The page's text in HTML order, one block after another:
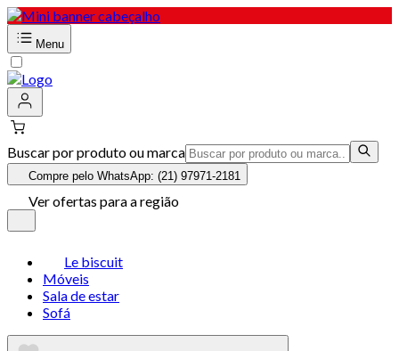
Menu
Buscar por produto ou marca
Compre pelo WhatsApp: (21) 97971-2181
Ver ofertas para a região
Le biscuit
Móveis
Sala de estar
Sofá